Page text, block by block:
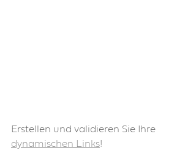
Erstellen und validieren Sie Ihre
dynamischen Links!